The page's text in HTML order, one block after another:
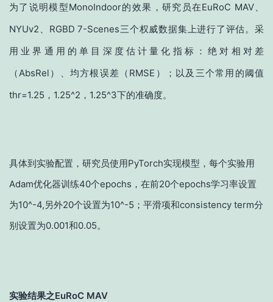
为了说明模型MonoIndoor的效果，研究员在EuRoC MAV、
NYUv2、RGBD 7-Scenes三个权威数据集上进行了评估。采
用业界通用的单目深度估计量化指标：绝对相对差
（AbsRel）、均方根误差（RMSE）；以及三个常用的阈值
thr=1.25，1.25^2，1.25^3下的准确度。
具体到实验配置，研究员使用PyTorch实现模型，每个实验用
Adam优化器训练40个epochs，在前20个epochs学习率设置
为10^-4,另外20个设置为10^-5； 平滑项和consistency term分
别设置为0.001和0.05。
实验结果之EuRoC MAV